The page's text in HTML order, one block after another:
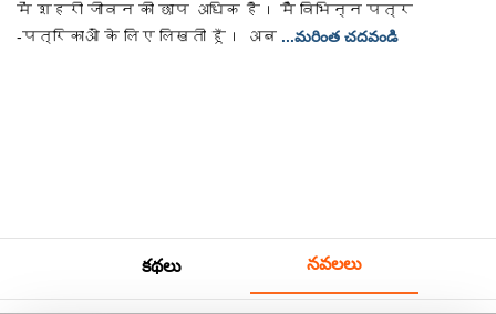
में शहरी जीवन की छाप अधिक है। मैं विभिन्न पत्र
-पत्रिकाओं के लिए लिखती हूँ। अब ...మరింత చదవండి
కథలు నవలలు